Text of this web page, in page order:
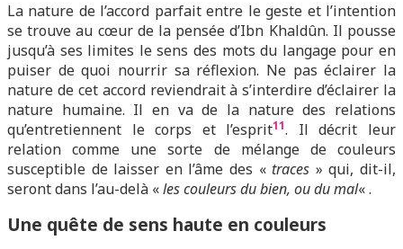
La nature de l’accord parfait entre le geste et l’intention
se trouve au cœur de la pensée d’Ibn Khaldûn. Il pousse
jusqu’à ses limites le sens des mots du langage pour en
puiser de quoi nourrir sa réflexion. Ne pas éclairer la
nature de cet accord reviendrait à s’interdire d’éclairer la
nature humaine. Il en va de la nature des relations
qu’entretiennent le corps et l’esprit11. Il décrit leur
relation comme une sorte de mélange de couleurs
susceptible de laisser en l’âme des « traces » qui, dit-il,
seront dans l’au-delà «les couleurs du bien, ou du mal« .
Une quête de sens haute en couleurs